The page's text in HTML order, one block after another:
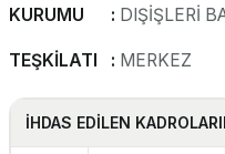
KURUMU : DIŞİŞLERİ
TEŞKİLATI : MERKEZ
İHDAS EDİLEN